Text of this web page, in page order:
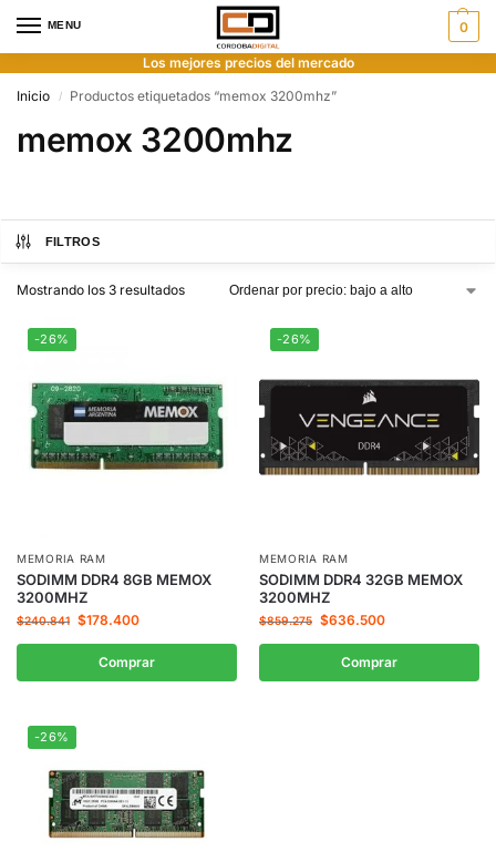
MENU 0
Los mejores precios del mercado
Inicio
/ Productos etiquetados “memox 3200mhz”
memox 3200mhz
FILTROS
Mostrando los 3 resultados
-26%
MEMORIA RAM
SODIMM DDR4 8GB MEMOX
3200MHZ
$240.841 $178.400
Comprar
-26%
MEMORIA RAM
SODIMM DDR4 32GB MEMOX
3200MHZ
$859.275 $636.500
Comprar
-26%